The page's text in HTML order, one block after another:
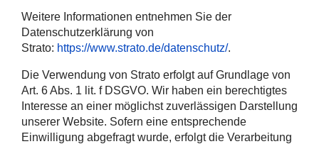
Weitere Informationen entnehmen Sie der
Datenschutzerklärung von
Strato: https://www.strato.de/datenschutz/.
Die Verwendung von Strato erfolgt auf Grundlage von
Art. 6 Abs. 1 lit. f DSGVO. Wir haben ein berechtigtes
Interesse an einer möglichst zuverlässigen Darstellung
unserer Website. Sofern eine entsprechende
Einwilligung abgefragt wurde, erfolgt die Verarbeitung